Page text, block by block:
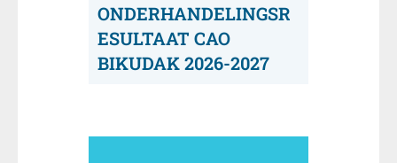
ONDERHANDELINGSR
ESULTAAT CAO
BIKUDAK 2026-2027